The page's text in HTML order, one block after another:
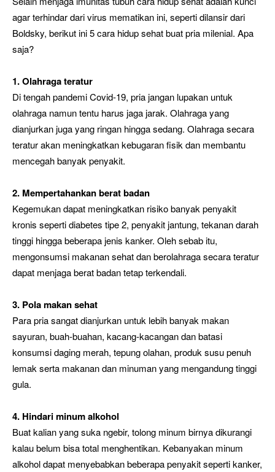
agar terhindar dari virus mematikan ini, seperti dilansir dari
Boldsky, berikut ini 5 cara hidup sehat buat pria milenial. Apa
saja?
1. Olahraga teratur
Di tengah pandemi Covid-19, pria jangan lupakan untuk
olahraga namun tentu harus jaga jarak. Olahraga yang
dianjurkan juga yang ringan hingga sedang. Olahraga secara
teratur akan meningkatkan kebugaran fisik dan membantu
mencegah banyak penyakit.
2. Mempertahankan berat badan
Kegemukan dapat meningkatkan risiko banyak penyakit
kronis seperti diabetes tipe 2, penyakit jantung, tekanan darah
tinggi hingga beberapa jenis kanker. Oleh sebab itu,
mengonsumsi makanan sehat dan berolahraga secara teratur
dapat menjaga berat badan tetap terkendali.
3. Pola makan sehat
Para pria sangat dianjurkan untuk lebih banyak makan
sayuran, buah-buahan, kacang-kacangan dan batasi
konsumsi daging merah, tepung olahan, produk susu penuh
lemak serta makanan dan minuman yang mengandung tinggi
gula.
4. Hindari minum alkohol
Buat kalian yang suka ngebir, tolong minum birnya dikurangi
kalau belum bisa total menghentikan. Kebanyakan minum
alkohol dapat menyebabkan beberapa penyakit seperti kanker,